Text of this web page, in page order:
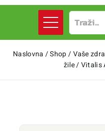
Naslovna /Shop/Vaše
žile/Vitalis